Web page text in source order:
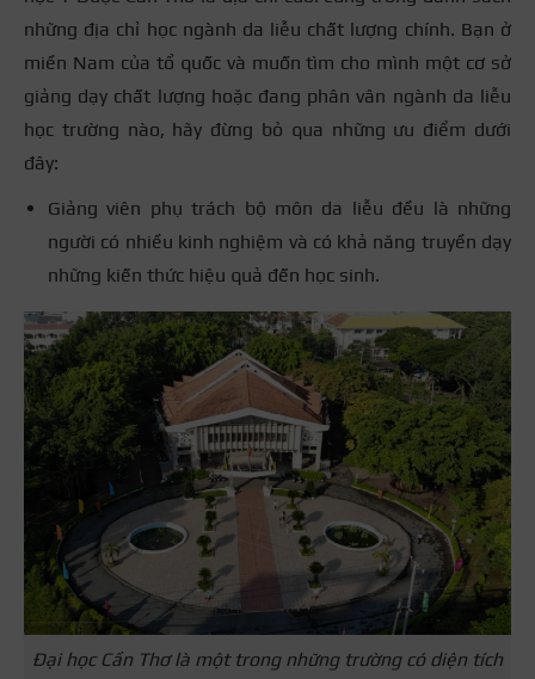
những địa chỉ học ngành da liễu chất lượng chính. Bạn ở
miền Nam của tổ quốc và muốn tìm cho mình một cơ sở
giảng dạy chất lượng hoặc đang phân vân ngành da liễu
học trường nào, hãy đừng bỏ qua những ưu điểm dưới
đây:
Giảng viên phụ trách bộ môn da liễu đều là những
người có nhiều kinh nghiệm và có khả năng truyền dạy
những kiến thức hiệu quả đến học sinh.
Đại học Cần Thơ là một trong những trường có diện tích